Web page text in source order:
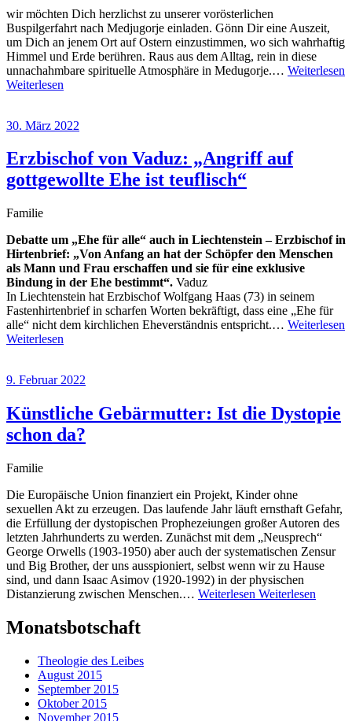
wir möchten Dich herzlichst zu unserer vorösterlichen
Buspilgerfahrt nach Medjugorje einladen. Gönn Dir eine Auszeit,
um Dich an jenem Ort auf Ostern einzustimmen, wo sich wahrhaftig
Himmel und Erde berühren. Raus aus dem Alltag, rein in diese
unnachahmbare spirituelle Atmosphäre in Medugorje.… Weiterlesen
Weiterlesen
30. März 2022
Erzbischof von Vaduz: „Angriff auf
gottgewollte Ehe ist teuflisch“
Familie
Debatte um „Ehe für alle“ auch in Liechtenstein – Erzbischof in
Hirtenbrief: „Von Anfang an hat der Schöpfer den Menschen
als Mann und Frau erschaffen und sie für eine exklusive
Bindung in der Ehe bestimmt“. Vaduz
In Liechtenstein hat Erzbischof Wolfgang Haas (73) in seinem
Fastenhirtenbrief in scharfen Worten bekräftigt, dass eine „Ehe für
alle“ nicht dem kirchlichen Eheverständnis entspricht.… Weiterlesen
Weiterlesen
9. Februar 2022
Künstliche Gebärmutter: Ist die Dystopie
schon da?
Familie
Die Europäische Union finanziert ein Projekt, Kinder ohne
sexuellen Akt zu erzeugen. Das laufende Jahr läuft ernsthaft Gefahr,
die Erfüllung der dystopischen Prophezeiungen großer Autoren des
letzten Jahrhunderts zu werden. Zunächst mit dem „Neusprech“
George Orwells (1903-1950) aber auch der systematischen Zensur
und Big Brother, der uns ausspioniert, selbst wenn wir zu Hause
sind, und dann Isaac Asimov (1920-1992) in der physischen
Distanzierung zwischen Menschen.… Weiterlesen Weiterlesen
Monatsbotschaft
Theologie des Leibes
August 2015
September 2015
Oktober 2015
November 2015